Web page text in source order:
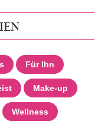
Für Ihn
Make-up
Wellness